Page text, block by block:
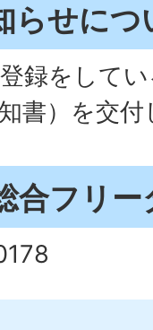
らせにつ
録をして
書）を交
合フリ